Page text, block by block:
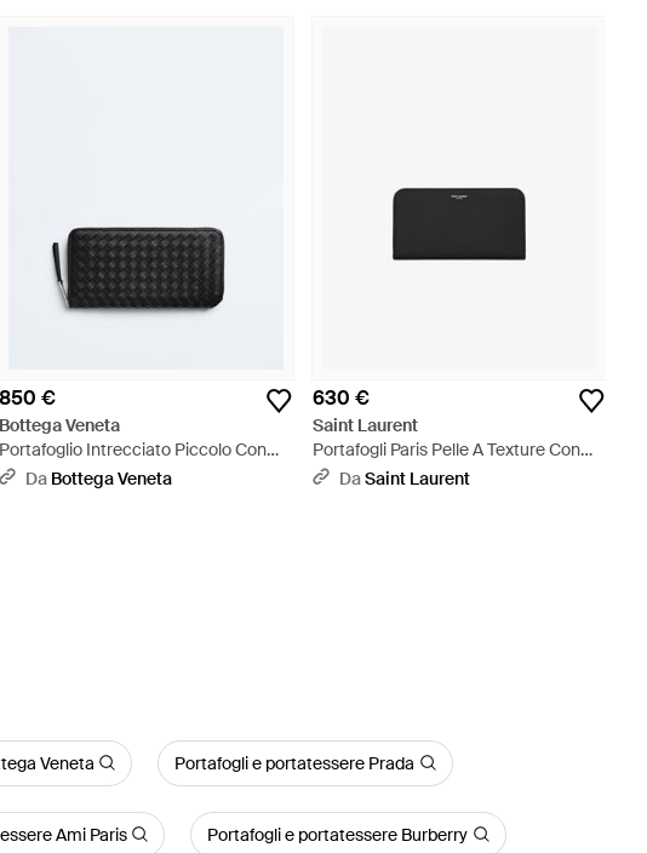
850 €
Bottega Veneta
Portafoglio Intrecciato Piccolo Con
Zip - Nero
Da Bottega Veneta
630 €
Saint Laurent
Portafogli Paris Pelle A Texture Con
Zip - Bianco
DaSaint Laurent
Veneta Portafogli e portatessere Prada
Ami Paris Portafogli e portatessere Burberry